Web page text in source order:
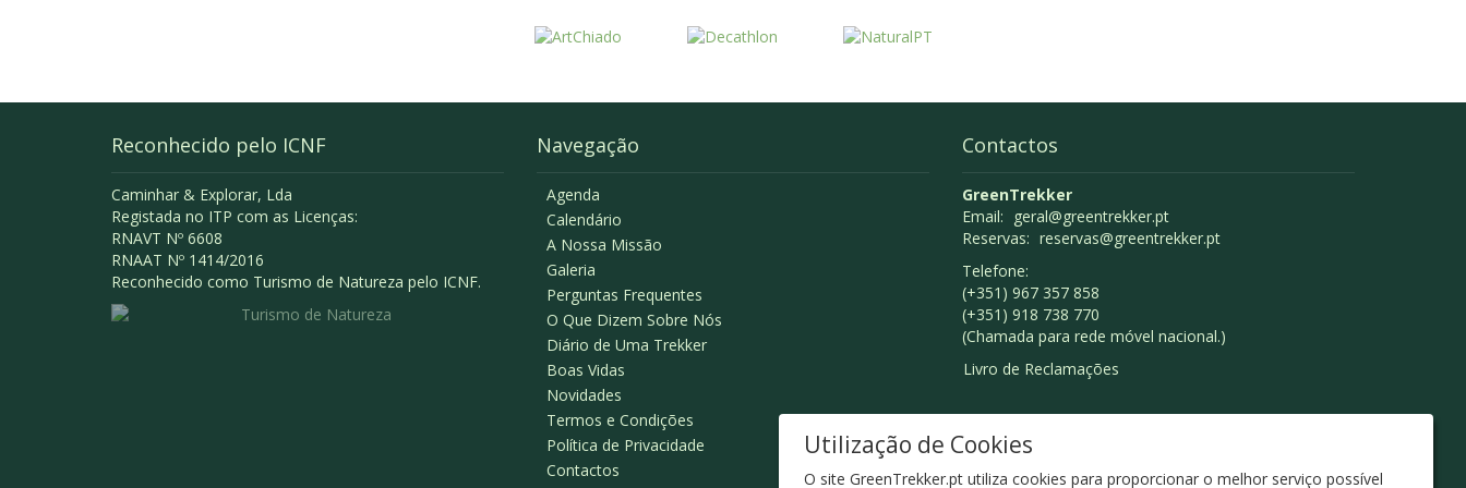
Reconhecido pelo ICNF
Caminhar & Explorar, Lda
Registada no ITP com as Licenças:
RNAVT Nº 6608
RNAAT Nº 1414/2016
Reconhecido como Turismo de Natureza pelo ICNF.
Navegação
Agenda
Calendário
A Nossa Missão
Galeria
Perguntas Frequentes
O Que Dizem Sobre Nós
Diário de Uma Trekker
Boas Vidas
Novidades
Termos e Condições
Política de Privacidade
Contactos
Contactos
GreenTrekker
Email: geral@greentrekker.pt
Reservas: reservas@greentrekker.pt
Telefone:
(+351) 967 357 858
(+351) 918 738 770
(Chamada para rede móvel nacional.)
Livro de Reclamações
Utilização de Cookies
O site GreenTrekker.pt utiliza cookies para proporcionar o melhor serviço possível